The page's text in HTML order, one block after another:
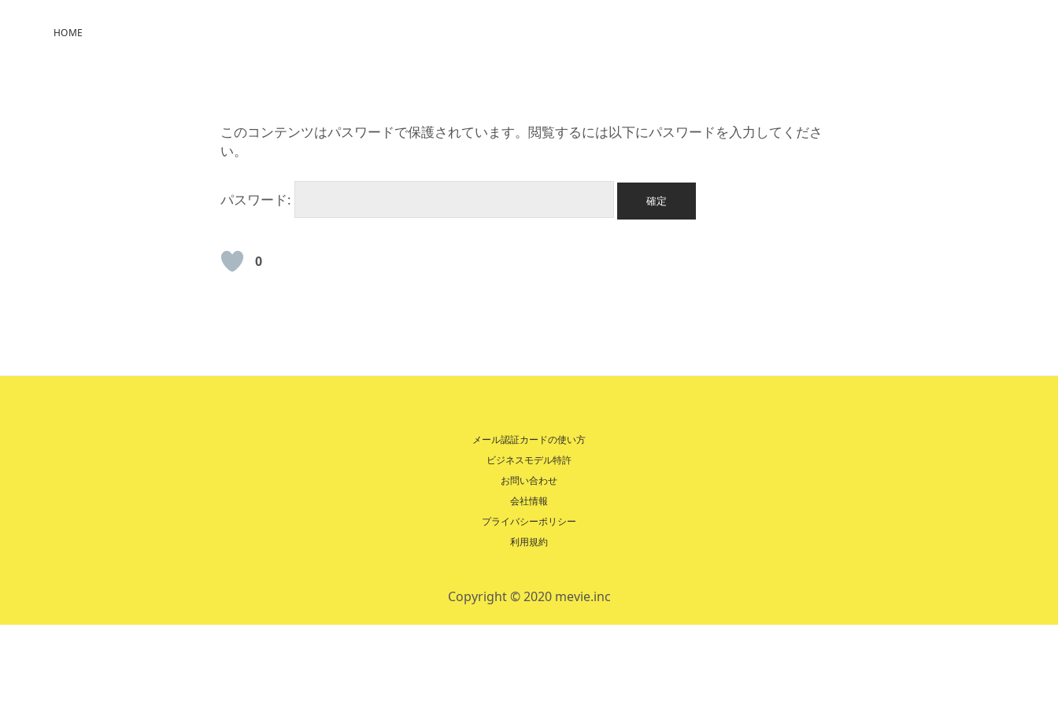
HOME
このコンテンツはパスワードで保護されています。閲覧するには以下にパスワードを入力してくださ
い。
パスワード:
0
メール認証カードの使い方
ビジネスモデル特許
お問い合わせ
会社情報
プライバシーポリシー
利用規約
Copyright © 2020 mevie.inc